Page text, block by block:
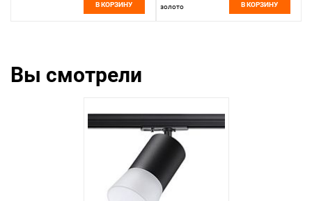
В КОРЗИНУ
золото
В КОРЗИНУ
Вы смотрели